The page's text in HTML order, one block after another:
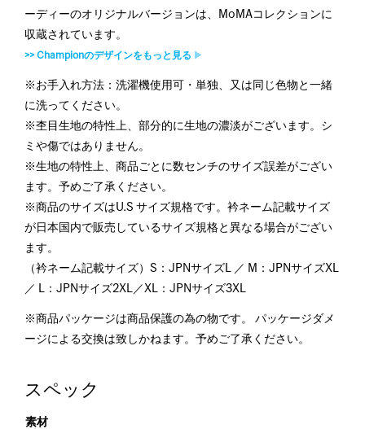
ーディーのオリジナルバージョンは、MoMAコレクションに
収蔵されています。
>> Championのデザインをもっと見る
※お手入れ方法：洗濯機使用可・単独、又は同じ色物と一緒
に洗ってください。
※杢目生地の特性上、部分的に生地の濃淡がございます。シ
ミや傷ではありません。
※生地の特性上、商品ごとに数センチのサイズ誤差がござい
ます。予めご了承ください。
※商品のサイズはU.S サイズ規格です。衿ネーム記載サイズ
が日本国内で販売しているサイズ規格と異なる場合がござい
ます。
（衿ネーム記載サイズ）S：JPNサイズL ／ M：JPNサイズXL
／ L：JPNサイズ2XL／XL：JPNサイズ3XL
※商品パッケージは商品保護の為の物です。 パッケージダメ
ージによる交換は致しかねます。予めご了承ください。
スペック
素材